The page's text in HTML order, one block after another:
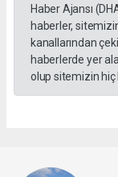
Haber Ajansı
haberler,
kanallarından
haberlerde yer
olup sitemizin